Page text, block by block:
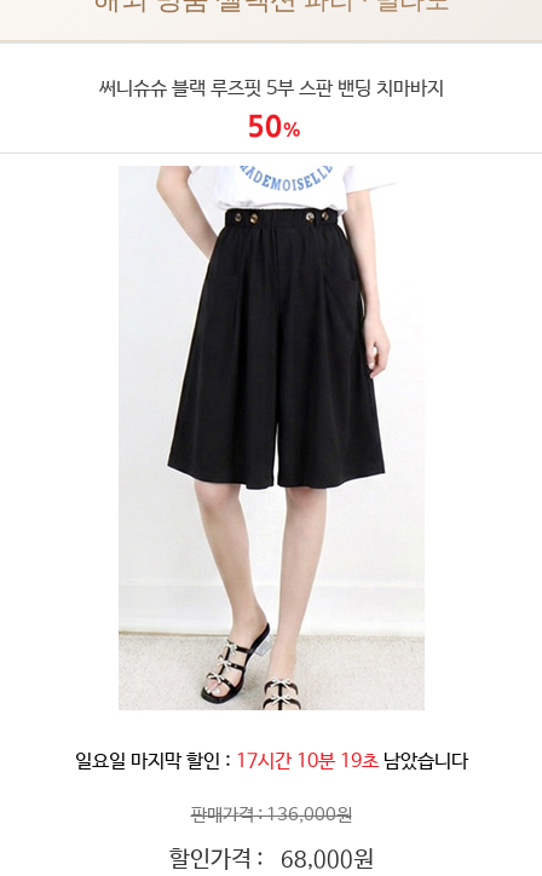
써니슈슈 블랙 루즈핏 5부 스판 밴딩 치마바지
일요일 마지막 할인 : 17시간 10분 16초 남았습니다
판매가격 : 136,000원
할인가격 : 68,000원